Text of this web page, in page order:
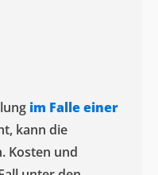
im Falle einer
kann die
Kosten und